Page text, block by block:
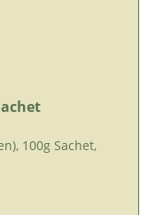
100g Sachet,